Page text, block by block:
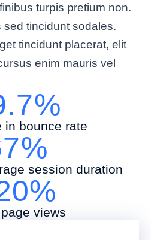
turpis pretium non.
tincidunt sodales.
tincidunt placerat, elit
enim mauris vel
in bounce rate
session duration
views